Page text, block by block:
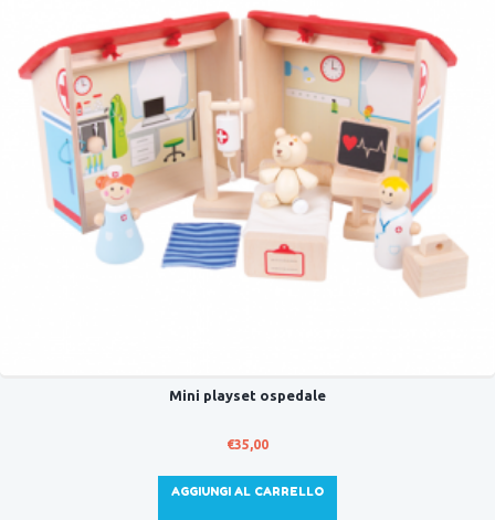
Mini playset ospedale
€35,00
AGGIUNGI AL CARRELLO